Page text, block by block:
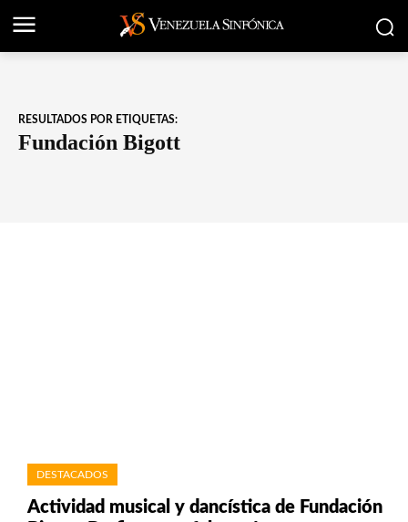
RESULTADOS POR ETIQUETAS:
Fundación Bigott
DESTACADOS
Actividad musical y dancística de Fundación